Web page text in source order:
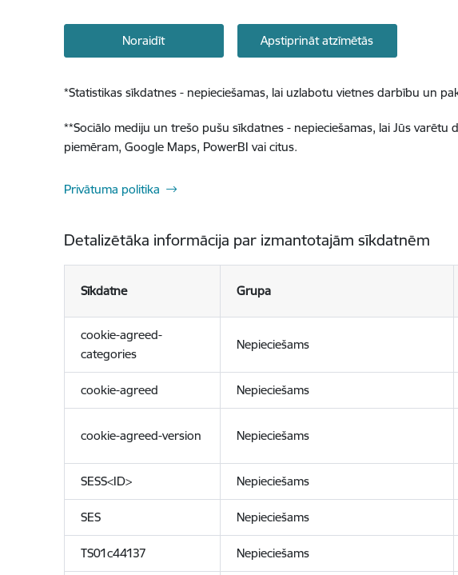
Noraidīt Apstiprināt atzīmētās
*Statistikas sīkdatnes - nepieciešamas, lai uzlabotu vietnes darbību un
**Sociālo mediju un trešo pušu sīkdatnes - nepieciešamas, lai Jūs
piemēram, Google Maps, PowerBI vai citus.
Privātuma politika
Detalizētāka informācija par izmantotajām sīkdatnēm
Sīkdatne Grupa
cookie-agreed-
categories
Nepieciešams
cookie-agreed Nepieciešams
cookie-agreed-version Nepieciešams
SESS<ID> Nepieciešams
SES Nepieciešams
TS01c44137 Nepieciešams